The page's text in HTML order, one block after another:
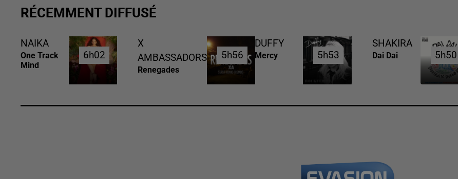
RÉCEMMENT DIFFUSÉ
NAIKA
One Track
Mind
6h02
6h02
X
AMBASSADORS
Renegades
5h56
5h56
DUFFY
Mercy 5h53
5h53
SHAKIRA
Dai Dai 5h50
5h50